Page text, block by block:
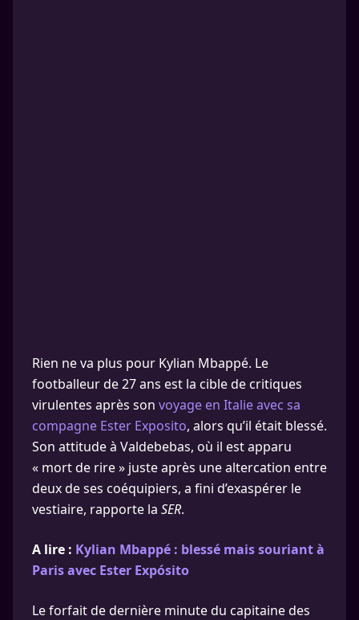
Rien ne va plus pour Kylian Mbappé. Le
footballeur de 27 ans est la cible de critiques
virulentes après son voyage en Italie avec sa
compagne Ester Exposito, alors qu’il était blessé.
Son attitude à Valdebebas, où il est apparu
« mort de rire » juste après une altercation entre
deux de ses coéquipiers, a fini d’exaspérer le
vestiaire, rapporte la SER.
A lire : Kylian Mbappé : blessé mais souriant à
Paris avec Ester Expósito
Le forfait de dernière minute du capitaine des